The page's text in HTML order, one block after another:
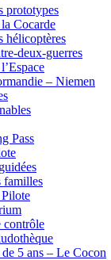
prototypes
Cocarde
hélicoptères
deux-guerres
– Niemen
Pass
familles
contrôle
5 ans – Le Cocon